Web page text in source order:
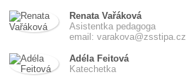
Renata Vařáková
Asistentka pedagoga
email: varakova@zsstipa.cz
Adéla Feitová
Katechetka